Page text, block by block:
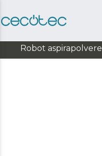
Robot aspirapolvere